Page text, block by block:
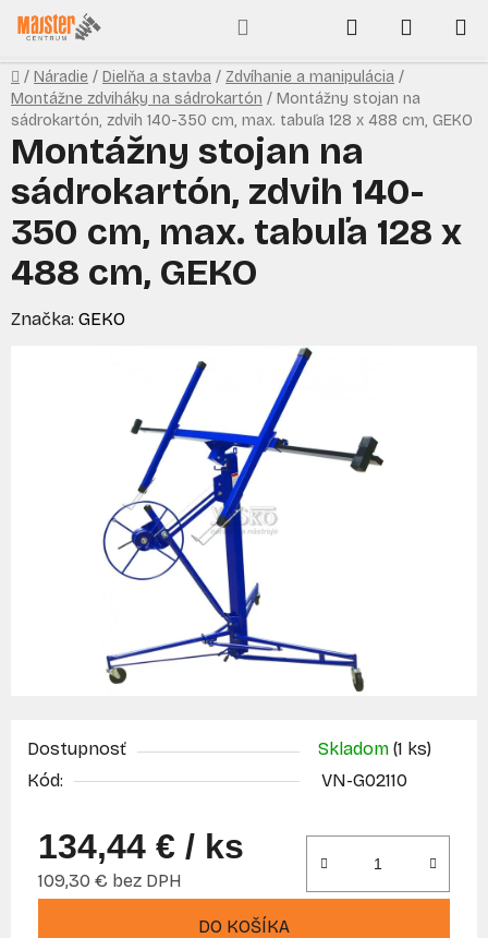
Prejsť
na
obsah
Hľadať
KOŠÍK
Domov
/ Náradie / Dielňa a stavba / Zdvíhanie a manipulácia /
Montážne zdviháky na sádrokartón / Montážny stojan na
sádrokartón, zdvih 140-350 cm, max. tabuľa 128 x 488 cm, GEKO
Dostupnosť Skladom (1 ks)
Kód:
VN-G02110
134,44 € / ks
109,30 € bez DPH
DO KOŠÍKA
Montážny stojan na
sádrokartón, zdvih 140-
350 cm, max. tabuľa 128 x
488 cm, GEKO
Značka: GEKO